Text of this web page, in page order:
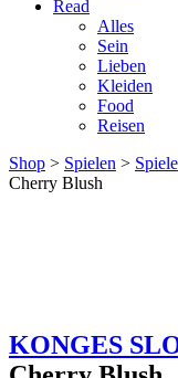
Read
Alles
Sein
Lieben
Kleiden
Food
Reisen
Shop > Spielen >
Cherry Blush
KONGES